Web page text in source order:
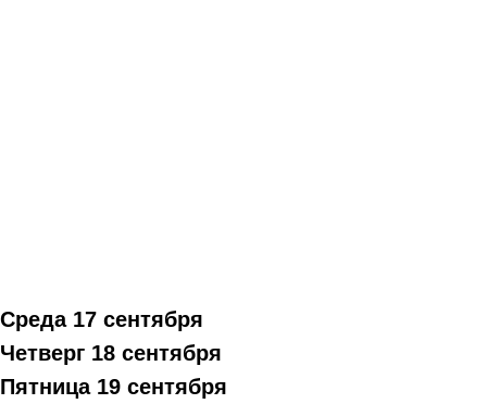
Курс подготовки
преподавателей
и углубленного
Среда 17 сентября
Четверг 18 сентября
Пятница 19 сентября